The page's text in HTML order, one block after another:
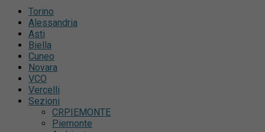
Torino
Alessandria
Asti
Biella
Cuneo
Novara
VCO
Vercelli
Sezioni
CRPIEMONTE
Piemonte